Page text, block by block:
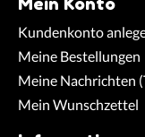
Kundenkonto
Meine Bestellungen
Meine Nachrichten
Mein Wunschzettel